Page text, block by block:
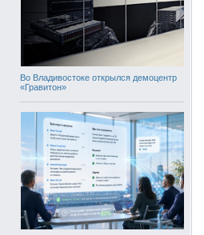
Во Владивостоке открылся демоцентр
«Гравитон»